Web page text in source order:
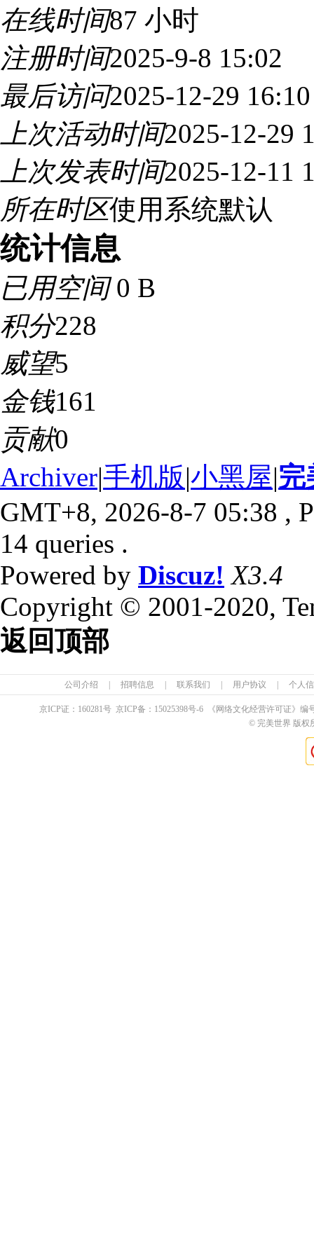
在线时间87 小时
注册时间2025-9-8 15:02
最后访问2025-12-29 16:10
上次活动时间2025-12-29
上次发表时间2025-12-11
所在时区使用系统默认
统计信息
已用空间0 B
积分228
威望5
金钱161
贡献0
Archiver|手机版|小黑屋|完
GMT+8, 2026-8-7 05:38 ,
14 queries .
Powered by Discuz! X3.4
Copyright © 2001-2020,
返回顶部
公司介绍 招聘信息 联系我们 用户协议 个人
京ICP证： 160281号 京ICP备： 15025398号-6 《网络文化经营许可证》编
© 完美世界 版权